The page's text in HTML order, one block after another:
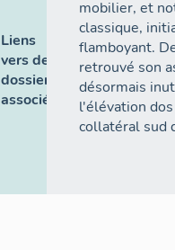
Liens
vers des
dossiers
associés
mobilier, et
classique,
flamboyant.
retrouvé son
désormais
l'élévation
collatéral sud